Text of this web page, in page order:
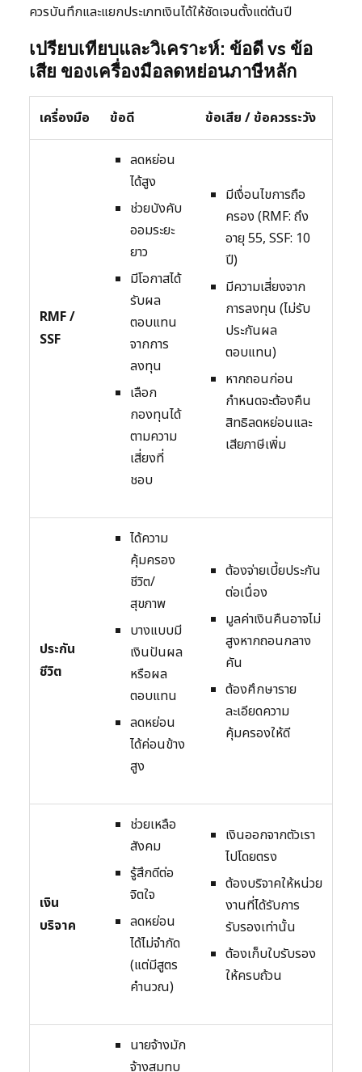
ควรบันทึกและแยกประเภทเงินได้ให้ชัดเจนตั้งแต่ต้นปี
เปรียบเทียบและวิเคราะห์: ข้อดี vs ข้อ
เสีย ของเครื่องมือลดหย่อนภาษีหลัก
เครื่องมือ ข้อดี ข้อเสีย / ข้อควรระวัง
RMF /
SSF
ลดหย่อน
ได้สูง
ช่วยบังคับ
ออมระยะ
ยาว
มีโอกาสได้
รับผล
ตอบแทน
จากการ
ลงทุน
เลือก
กองทุนได้
ตามความ
เสี่ยงที่
ชอบ
มีเงื่อนไขการถือ
ครอง (RMF: ถึง
อายุ 55, SSF: 10
ปี)
มีความเสี่ยงจาก
การลงทุน (ไม่รับ
ประกันผล
ตอบแทน)
หากถอนก่อน
กำหนดจะต้องคืน
สิทธิลดหย่อนและ
เสียภาษีเพิ่ม
ประกัน
ชีวิต
ได้ความ
คุ้มครอง
ชีวิต/
สุขภาพ
บางแบบมี
เงินปันผล
หรือผล
ตอบแทน
ลดหย่อน
ได้ค่อนข้าง
สูง
ต้องจ่ายเบี้ยประกัน
ต่อเนื่อง
มูลค่าเงินคืนอาจไม่
สูงหากถอนกลาง
คัน
ต้องศึกษาราย
ละเอียดความ
คุ้มครองให้ดี
เงิน
บริจาค
ช่วยเหลือ
สังคม
รู้สึกดีต่อ
จิตใจ
ลดหย่อน
ได้ไม่จำกัด
(แต่มีสูตร
คำนวณ)
เงินออกจากตัวเรา
ไปโดยตรง
ต้องบริจาคให้หน่วย
งานที่ได้รับการ
รับรองเท่านั้น
ต้องเก็บใบรับรอง
ให้ครบถ้วน
นายจ้างมัก
จ้างสมทบ